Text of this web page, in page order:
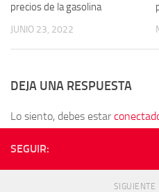
precios de la gasolina
JUNIO 23, 2022
DEJA UNA RESPUESTA
Lo siento, debes estar
SEGUIR:
SIGUIENTE